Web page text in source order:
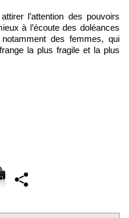
l’attention des pouvoirs
à l’écoute des doléances
des femmes, qui
la plus fragile et la plus